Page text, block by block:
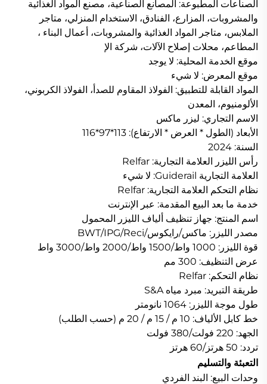
الصناعات المطبوعة: المصانع الصناعية، مصنع المواد الغذائية
والمشروبات، المزارع، الفنادق، الاستخدام المنزلي، متاجر
الملابس، متاجر المواد الغذائية والمشروبات، أعمال البناء ،
المطاعم، محلات إصلاح الآلات، شركة الإ
موقع الخدمة المحلية: لا يوجد
موقع المعرض: لا شيء
المواد القابلة للتطبيق: الفولاذ المقاوم للصدأ، الفولاذ الكربوني،
الألومنيوم، المعدن
الاسم التجاري: ليزر ماكس
الأبعاد (الطول * العرض * الارتفاع): 113*97*116
السنة: 2024
رأس الليزر العلامة التجارية: Relfar
العلامة التجارية Guiderail: لا شيء
نظام التحكم العلامة التجارية: Relfar
خدمة ما بعد البيع المقدمة: عبر الإنترنت
اسم المنتج: جهاز تنظيف ألياف الليزر المحمول
مصدر الليزر: ماكس/رايكوس/BWT/IPG/Reci
قوة الليزر: 1000 واط/1500 واط/2000 واط/3000 واط
عرض التنظيف: 300 مم
نظام التحكم: Relfar
طريقة التبريد: مبرد مياه S&A
طول موجة الليزر: 1064 نانومتر
خط كابل الألياف: 10 م / 15 م / 20 م (حسب الطلب)
الجهد: 220 فولت/380 فولت
تردد: 50 هرتز/60 هرتز
التعبئة والتسليم
وحدات البيع: البند الفردي